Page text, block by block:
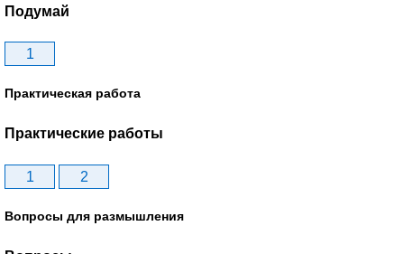
Подумай
1
Практическая работа
Практические работы
1 2
Вопросы для размышления